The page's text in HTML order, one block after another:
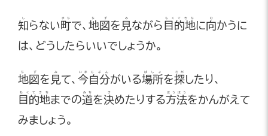
知
し
らない町
まち
で、 地図
ちず
を 見
み
ながら 目的地
もくてきち
に向
む
かうに
は、どうしたらいいでしょうか。
地図
ちず
を 見
み
て、 今
いま
自分
じぶん
がいる場所
ばしょ
を探
さが
したり、
目的地
もくてきち
までの道
みち
を決
き
めたりする方法
ほうほう
をかんがえて
みましょう。